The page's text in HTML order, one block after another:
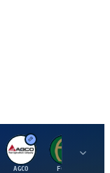
A
AGCO FCFS